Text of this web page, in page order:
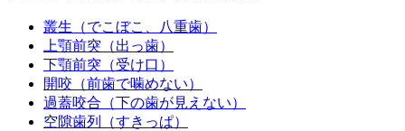
叢生（でこぼこ、八重歯）
上顎前突（出っ歯）
下顎前突（受け口）
開咬（前歯で噛めない）
過蓋咬合（下の歯が見えない）
空隙歯列（すきっぱ）